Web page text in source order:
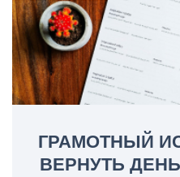
ГРАМОТНЫЙ
ВЕРНУТЬ